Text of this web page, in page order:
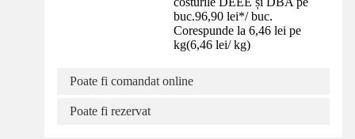
buc.96,90 lei*/ buc.
Corespunde la 6,46 lei pe
kg(6,46 lei/ kg)
Poate fi comandat online
Poate fi rezervat